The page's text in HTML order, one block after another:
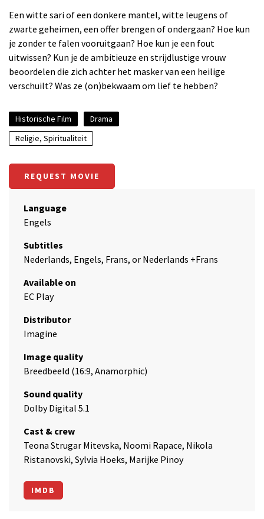
Een witte sari of een donkere mantel, witte leugens of
zwarte geheimen, een offer brengen of ondergaan? Hoe kun
je zonder te falen vooruitgaan? Hoe kun je een fout
uitwissen? Kun je de ambitieuze en strijdlustige vrouw
beoordelen die zich achter het masker van een heilige
verschuilt? Was ze (on)bekwaam om lief te hebben?
Historische Film
Drama
Religie, Spiritualiteit
REQUEST MOVIE
Language
Engels
Subtitles
Nederlands, Engels, Frans, or Nederlands +Frans
Available on
EC Play
Distributor
Imagine
Image quality
Breedbeeld (16:9, Anamorphic)
Sound quality
Dolby Digital 5.1
Cast & crew
Teona Strugar Mitevska, Noomi Rapace, Nikola
Ristanovski, Sylvia Hoeks, Marijke Pinoy
IMDB